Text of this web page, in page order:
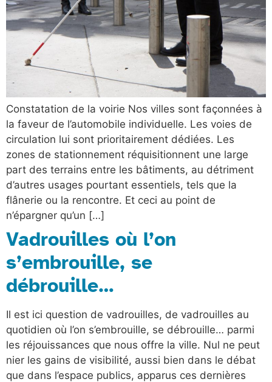
Constatation de la voirie Nos villes sont façonnées à
la faveur de l’automobile individuelle. Les voies de
circulation lui sont prioritairement dédiées. Les
zones de stationnement réquisitionnent une large
part des terrains entre les bâtiments, au détriment
d’autres usages pourtant essentiels, tels que la
flânerie ou la rencontre. Et ceci au point de
n’épargner qu’un […]
Vadrouilles où l’on
s’embrouille, se
débrouille…
Il est ici question de vadrouilles, de vadrouilles au
quotidien où l’on s’embrouille, se débrouille… parmi
les réjouissances que nous offre la ville. Nul ne peut
nier les gains de visibilité, aussi bien dans le débat
que dans l’espace publics, apparus ces dernières